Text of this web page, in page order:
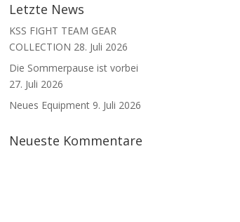
Letzte News
KSS FIGHT TEAM GEAR
COLLECTION 28. Juli 2026
Die Sommerpause ist vorbei
27. Juli 2026
Neues Equipment 9. Juli 2026
Neueste Kommentare